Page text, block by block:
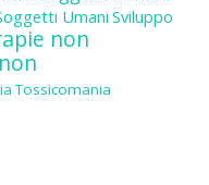
Umani Sviluppo
non
Tossicomania